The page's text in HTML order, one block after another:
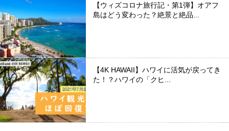
【ウィズコロナ旅行記・第1弾】オアフ
島はどう変わった？絶景と絶品...
【4K HAWAII】ハワイに活気が戻ってき
た！？ハワイの「クヒ...